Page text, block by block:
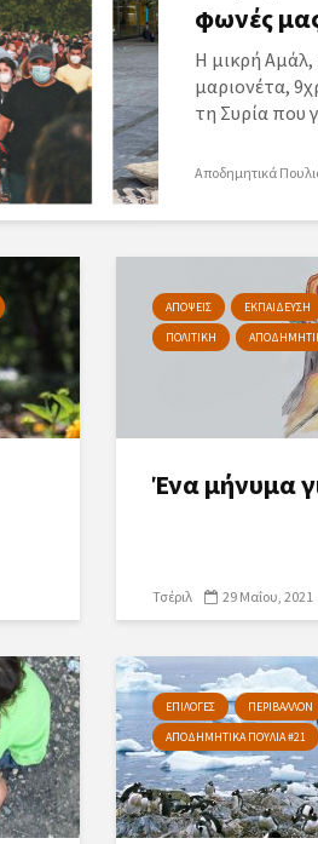
φωνές
Η μικρή
μαριονέτα,
τη Συρία που
Αποδημητικά
ΑΠΟΨΕΙΣ ΕΚΠΑΙΔΕΥΣΗ
ΠΟΛΙΤΙΚΗ
Ένα μήνυμα
Τσέριλ 29 Μαΐου, 2021
ΕΠΙΛΟΓΕΣ ΠΕΡΙΒΑΛΛΟΝ
ΑΠΟΔΗΜΗΤΙΚΑ ΠΟΥΛΙΑ #21